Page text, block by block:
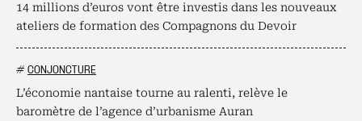
14 millions d’euros vont être investis dans les nouveaux
ateliers de formation des Compagnons du Devoir
# CONJONCTURE
L’économie nantaise tourne au ralenti, relève le
baromètre de l’agence d’urbanisme Auran